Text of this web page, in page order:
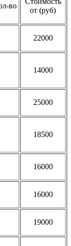
во
от (руб)
22000
14000
25000
18500
16000
16000
19000